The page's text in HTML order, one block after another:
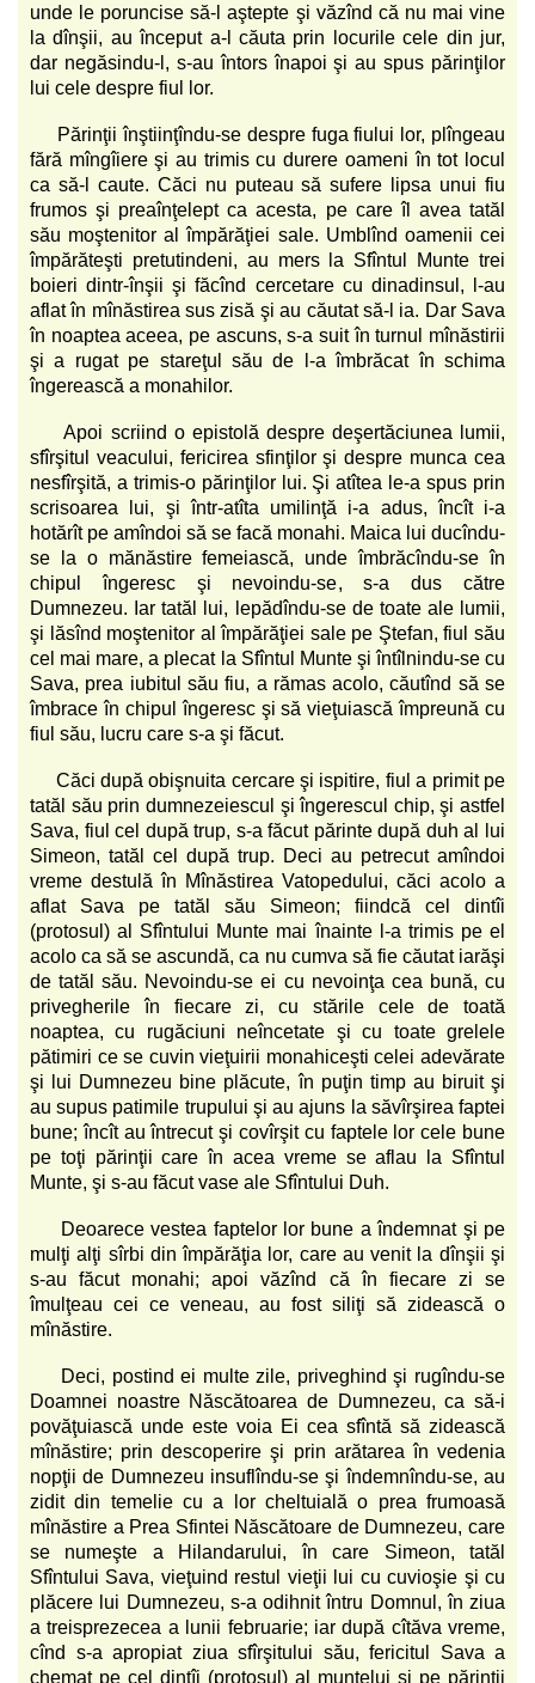
unde le poruncise să-l aştepte şi văzînd că nu mai vine
la dînşii, au început a-l căuta prin locurile cele din jur,
dar negăsindu-l, s-au întors înapoi şi au spus părinţilor
lui cele despre fiul lor.
Părinţii înştiinţîndu-se despre fuga fiului lor, plîngeau
fără mîngîiere şi au trimis cu durere oameni în tot locul
ca să-l caute. Căci nu puteau să sufere lipsa unui fiu
frumos şi preaînţelept ca acesta, pe care îl avea tatăl
său moştenitor al împărăţiei sale. Umblînd oamenii cei
împărăteşti pretutindeni, au mers la Sfîntul Munte trei
boieri dintr-înşii şi făcînd cercetare cu dinadinsul, l-au
aflat în mînăstirea sus zisă şi au căutat să-l ia. Dar Sava
în noaptea aceea, pe ascuns, s-a suit în turnul mînăstirii
şi a rugat pe stareţul său de l-a îmbrăcat în schima
îngerească a monahilor.
Apoi scriind o epistolă despre deşertăciunea lumii,
sfîrşitul veacului, fericirea sfinţilor şi despre munca cea
nesfîrşită, a trimis-o părinţilor lui. Şi atîtea le-a spus prin
scrisoarea lui, şi într-atîta umilinţă i-a adus, încît i-a
hotărît pe amîndoi să se facă monahi. Maica lui ducîndu-
se la o mănăstire femeiască, unde îmbrăcîndu-se în
chipul îngeresc şi nevoindu-se, s-a dus către
Dumnezeu. Iar tatăl lui, lepădîndu-se de toate ale lumii,
şi lăsînd moştenitor al împărăţiei sale pe Ştefan, fiul său
cel mai mare, a plecat la Sfîntul Munte şi întîlnindu-se cu
Sava, prea iubitul său fiu, a rămas acolo, căutînd să se
îmbrace în chipul îngeresc şi să vieţuiască împreună cu
fiul său, lucru care s-a şi făcut.
Căci după obişnuita cercare şi ispitire, fiul a primit pe
tatăl său prin dumnezeiescul şi îngerescul chip, şi astfel
Sava, fiul cel după trup, s-a făcut părinte după duh al lui
Simeon, tatăl cel după trup. Deci au petrecut amîndoi
vreme destulă în Mînăstirea Vatopedului, căci acolo a
aflat Sava pe tatăl său Simeon; fiindcă cel dintîi
(protosul) al Sfîntului Munte mai înainte l-a trimis pe el
acolo ca să se ascundă, ca nu cumva să fie căutat iarăşi
de tatăl său. Nevoindu-se ei cu nevoinţa cea bună, cu
privegherile în fiecare zi, cu stările cele de toată
noaptea, cu rugăciuni neîncetate şi cu toate grelele
pătimiri ce se cuvin vieţuirii monahiceşti celei adevărate
şi lui Dumnezeu bine plăcute, în puţin timp au biruit şi
au supus patimile trupului şi au ajuns la săvîrşirea faptei
bune; încît au întrecut şi covîrşit cu faptele lor cele bune
pe toţi părinţii care în acea vreme se aflau la Sfîntul
Munte, şi s-au făcut vase ale Sfîntului Duh.
Deoarece vestea faptelor lor bune a îndemnat şi pe
mulţi alţi sîrbi din împărăţia lor, care au venit la dînşii şi
s-au făcut monahi; apoi văzînd că în fiecare zi se
îmulţeau cei ce veneau, au fost siliţi să zidească o
mînăstire.
Deci, postind ei multe zile, priveghind şi rugîndu-se
Doamnei noastre Născătoarea de Dumnezeu, ca să-i
povăţuiască unde este voia Ei cea sfîntă să zidească
mînăstire; prin descoperire şi prin arătarea în vedenia
nopţii de Dumnezeu insuflîndu-se şi îndemnîndu-se, au
zidit din temelie cu a lor cheltuială o prea frumoasă
mînăstire a Prea Sfintei Născătoare de Dumnezeu, care
se numeşte a Hilandarului, în care Simeon, tatăl
Sfîntului Sava, vieţuind restul vieţii lui cu cuvioşie şi cu
plăcere lui Dumnezeu, s-a odihnit întru Domnul, în ziua
a treisprezecea a lunii februarie; iar după cîtăva vreme,
cînd s-a apropiat ziua sfîrşitului său, fericitul Sava a
chemat pe cel dintîi (protosul) al muntelui şi pe părinţii